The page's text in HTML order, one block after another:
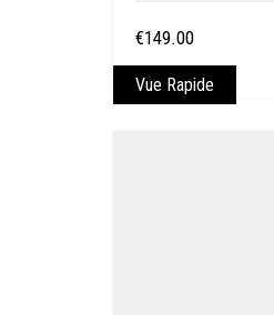
€149.00
Vue Rapide